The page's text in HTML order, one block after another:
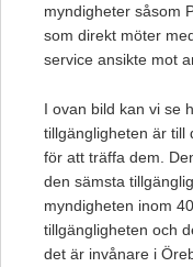
myndigheter såsom
som direkt möter
service ansikte mot
I ovan bild kan vi se
tillgängligheten är till
för att träffa dem.
den sämsta
myndigheten inom
tillgängligheten och
det är invånare i